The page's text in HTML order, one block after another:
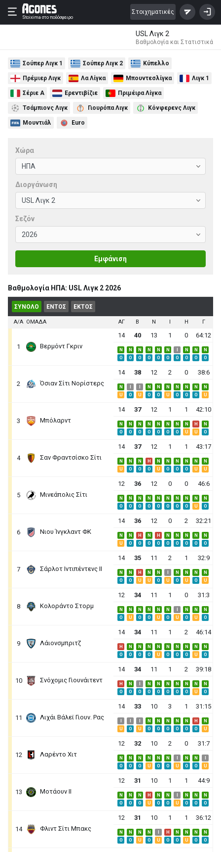
Stoixima στο ποδόσφαιρο
Στοιχηματικές
USL Λιγκ 2
Βαθμολογία και Στατιστικά
Σούπερ Λιγκ 1 Σούπερ Λιγκ 2 Κύπελλο
Πρέμιερ Λιγκ Λα Λίγκα Μπουντεσλίγκα Λιγκ 1
Σέριε Α Ερεντιβίζιε Πριμέιρα Λίγκα
Τσάμπιονς Λιγκ Γιουρόπα Λιγκ Κόνφερενς Λιγκ
Μουντιάλ Euro
Χώρα
Διοργάνωση
Σεζόν
Εμφάνιση
Βαθμολογία ΗΠΑ: USL Λιγκ 2 2026
ΣΥΝΟΛΟ ΕΝΤΟΣ ΕΚΤΟΣ
Α/Α ΟΜΑΔΑ ΑΓ B N I H Γ
1 Βερμόντ Γκριν
14 40 13 1 0 64:12
N N N N N N N N
N
O
O O O O O O O O O
2 Όσιαν Σίτι Νορίστερς
14 38 12 2 0 38:6
N N N N N N N
N
U
O U O O U O O O U
3 Μπόλαρντ
14 37 12 1 1 42:10
N N N N N N N N H
N
O
O O O O O O U U O
4 Σαν Φραντσίσκο Σίτι
14 37 12 1 1 43:17
N N N H N N N N N
N
U
O O O U O O O U U
5 Μινεάπολις Σίτι
12 36 12 0 0 46:6
N N N N N N N N N
N
O
O O O O O O O U O
6 Νιου Ίνγκλαντ ΦΚ
14 36 12 0 2 32:21
N N H N H N N N N
N
U
O O O O O O O O O
7 Σάρλοτ Ιντιπέντενς ΙΙ
14 35 11 2 1 32:9
N N H N N N N N
N
O
O U U O U O U O U
8 Κολοράντο Στορμ
12 34 11 1 0 31:3
N N N N N N N N
N
O
U O O U O U O U O
9 Λάιονσμπριτζ
14 34 11 1 2 46:14
H N N N N N N N N
N
O
O O O U O O O U O
10 Σνόχομις Γιουνάιτεντ
14 34 11 1 2 39:18
H N N N N N N N
N
O
O O O O O O O U O
11 Λιχάι Βάλεϊ Γιουν. Ρας
14 33 10 3 1 31:15
N N N N N H
N
U
O U O O O O O O U
12 Λαρέντο Χιτ
12 32 10 2 0 31:7
N N N N N N N N
O
O O U O O U O O U
13 Μοτάουν ΙΙ
12 31 10 1 1 44:9
N N N H N N N N
N
O
O O U O O U O O O
14 Φλιντ Σίτι Μπακς
12 31 10 1 1 36:12
N N N N H N N N
N
O
O U O U O O U O O